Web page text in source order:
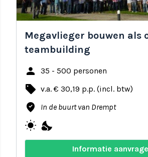
Megavlieger bouwen als
teambuilding
person 35 - 500 personen
local_offer v.a. € 30,19 p.p. (incl. btw)
where_to_vote In de buurt van Drempt
wb_sunny nights_stay
Informatie